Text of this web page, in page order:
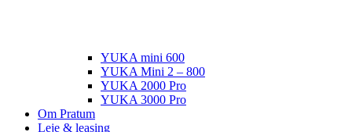
YUKA mini 600
YUKA Mini 2 – 800
YUKA 2000 Pro
YUKA 3000 Pro
Om Pratum
Leje & leasing